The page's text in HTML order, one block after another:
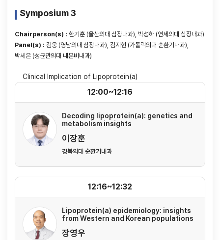
Symposium 3
Chairperson(s) : 한기훈 (울산의대 심장내과), 박성하 (연세의대 심장내과)
Panel(s) : 김웅 (영남의대 심장내과), 김지현 (가톨릭의대 순환기내과),
박세은 (성균관의대 내분비내과)
Clinical Implication of Lipoprotein(a)
Decoding lipoprotein(a): genetics and
metabolism insights
이장훈
경북의대 순환기내과
12:00~12:16
Lipoprotein(a) epidemiology: insights
from Western and Korean populations
장영우
12:16~12:32